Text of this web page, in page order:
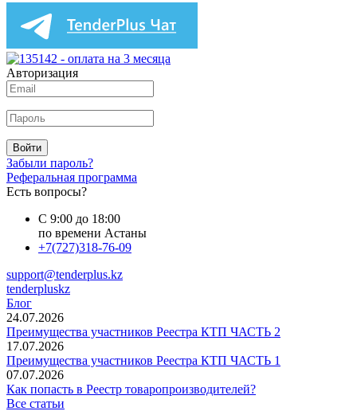
Авторизация
Войти
Забыли пароль?
Реферальная программа
Есть вопросы?
С 9:00 до 18:00
по времени Астаны
+7(727)318-76-09
support@tenderplus.kz
tenderpluskz
Блог
24.07.2026
Преимущества участников Реестра КТП ЧАСТЬ 2
17.07.2026
Преимущества участников Реестра КТП ЧАСТЬ 1
07.07.2026
Как попасть в Реестр товаропроизводителей?
Все статьи